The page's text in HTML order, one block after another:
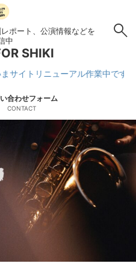
ポート、公演情報などを
中
SHIKI
イトリニューアル作業中です
合わせフォーム
CONTACT